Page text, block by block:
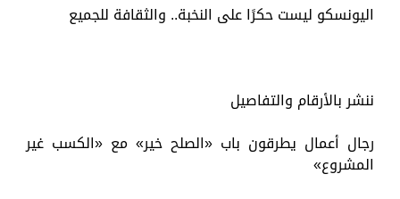
اليونسكو ليست حكرًا على النخبة.. والثقافة للجميع
ننشر بالأرقام والتفاصيل
رجال أعمال يطرقون باب «الصلح خير» مع «الكسب غير
المشروع»